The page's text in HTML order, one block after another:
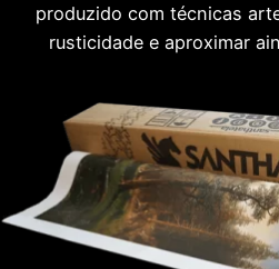
produzido com técnicas
rusticidade e aproximar